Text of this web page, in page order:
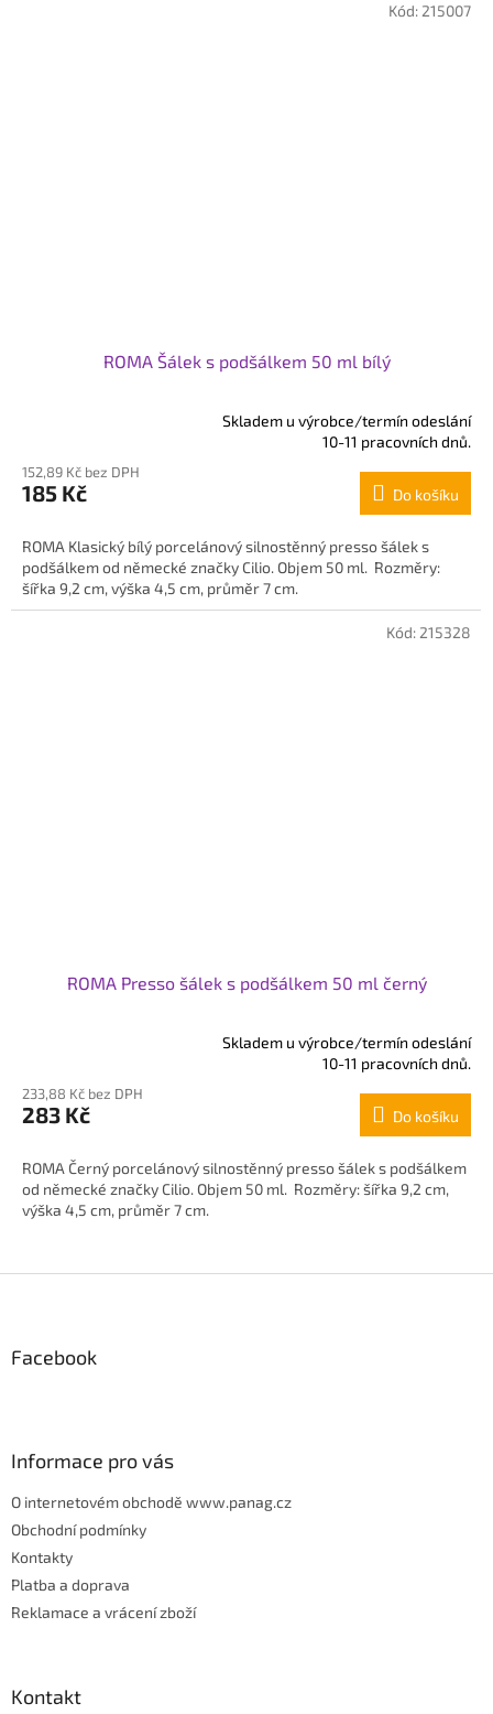
ROMA Šálek s podšálkem 50 ml bílý
produktu
je
z
hvězdiček.
Skladem u výrobce/termín odeslání
10-11 pracovních dnů.
152,89 Kč bez DPH
185 Kč Do košíku
ROMA Klasický bílý porcelánový silnostěnný presso šálek s
podšálkem od německé značky Cilio. Objem 50 ml. Rozměry:
šířka 9,2 cm, výška 4,5 cm, průměr 7 cm.
Kód: 215007
ROMA Presso šálek s podšálkem 50 ml černý
produktu
je
z
hvězdiček.
Skladem u výrobce/termín odeslání
10-11 pracovních dnů.
233,88 Kč bez DPH
283 Kč Do košíku
ROMA Černý porcelánový silnostěnný presso šálek s podšálkem
od německé značky Cilio. Objem 50 ml. Rozměry: šířka 9,2 cm,
výška 4,5 cm, průměr 7 cm.
Kód: 215328
Z
aFacebook
Informace pro vás
O internetovém obchodě www.panag.cz
Obchodní podmínky
Kontakty
Platba a doprava
Reklamace a vrácení zboží
Kontakt